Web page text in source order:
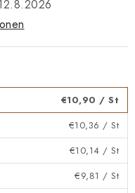
€10,90 / St
€10,36 / St
€10,14 / St
€9,81 / St